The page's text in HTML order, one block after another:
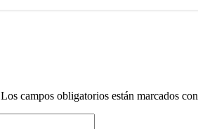
Los campos obligatorios están marcados con